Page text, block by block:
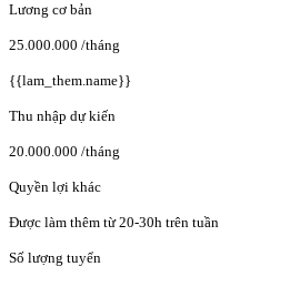
Lương cơ bản
25.000.000 /tháng
{{lam_them.name}}
Thu nhập dự kiến
20.000.000 /tháng
Quyền lợi khác
Được làm thêm từ 20-30h trên tuần
Số lượng tuyển